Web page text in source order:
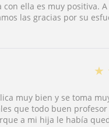
con ella es muy positiva.
las gracias por su
★
muy bien y se toma
que todo buen
a mi hija le había